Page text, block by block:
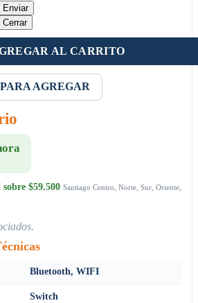
Enviar
Cerrar
AL CARRITO
AGREGAR
$59.500 Santiago Centro, Norte, Sur, Oriente,
Bluetooth, WIFI
Switch